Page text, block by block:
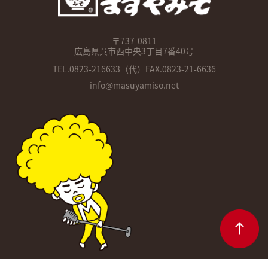
〒737-0811
広島県呉市西中央3丁目7番40号
TEL.0823-216633 （代）FAX.0823-21-6636
info@masuyamiso.net